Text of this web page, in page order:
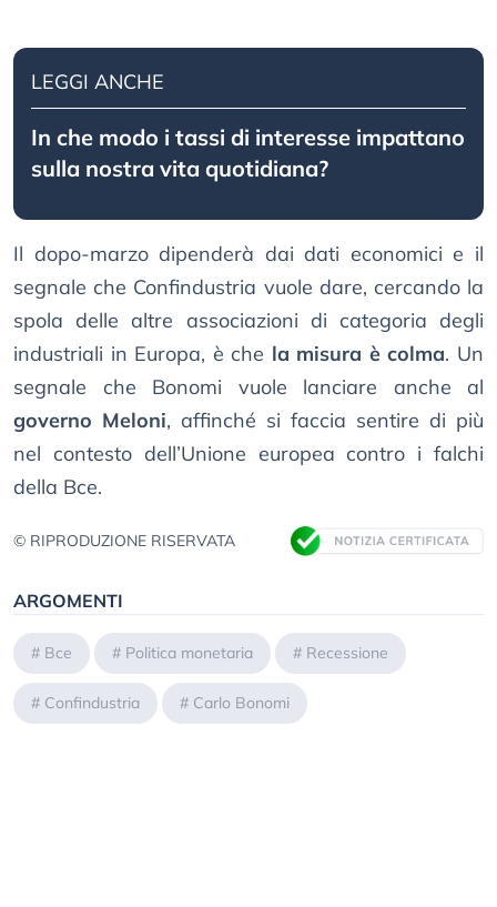
LEGGI ANCHE
In che modo i tassi di interesse impattano
sulla nostra vita quotidiana?
Il dopo-marzo dipenderà dai dati economici e il
segnale che Confindustria vuole dare, cercando la
spola delle altre associazioni di categoria degli
industriali in Europa, è che la misura è colma. Un
segnale che Bonomi vuole lanciare anche al
governo Meloni, affinché si faccia sentire di più
nel contesto dell’Unione europea contro i falchi
della Bce.
© RIPRODUZIONE RISERVATA
ARGOMENTI
# Bce # Politica monetaria # Recessione
# Confindustria # Carlo Bonomi